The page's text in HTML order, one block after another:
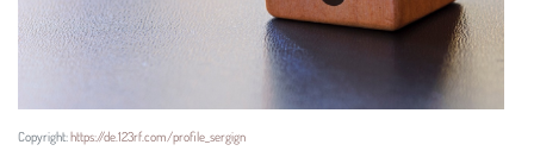
Copyright:https://de.123rf.com/profile_sergign